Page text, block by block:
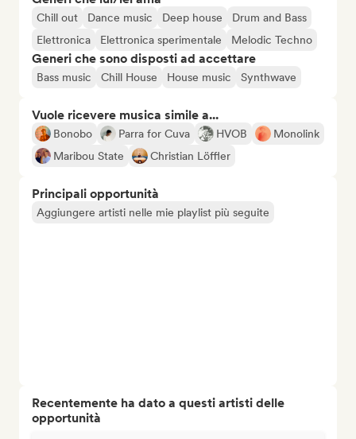
Chill out Dance music Deep house
Drum and Bass
Elettronica
Elettronica sperimentale Melodic Techno
Generi che sono disposti ad accettare
Bass music Chill House House music Synthwave
Vuole ricevere musica simile a...
Bonobo Parra for Cuva HVOB
Monolink
Maribou State
Christian Löffler
Principali opportunità
Aggiungere artisti nelle mie playlist più seguite
Recentemente ha dato a questi artisti delle
opportunità